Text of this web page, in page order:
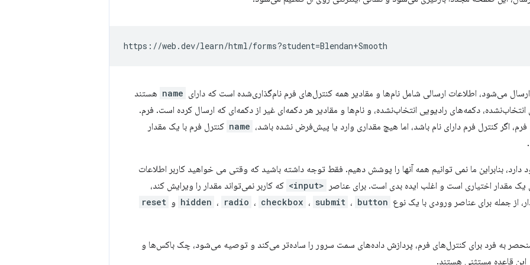
می‌شود، اطلاعات ارسالی شامل نام‌ها و مقادیر همه کنترل‌های فرم نام‌گذاری‌شده است که دارای name هستند
دکمه‌های رادیویی انتخاب‌نشده، و نام‌ها و مقادیر هر دکمه‌ای غیر از دکمه‌ای که ارسال کرده است. فرم.
اگر کنترل فرم دارای نام باشد، اما هیچ مقداری وارد یا پیش‌فرض نشده باشد، name کنترل فرم با یک مقدار
دارد، بنابراین ما نمی توانیم همه آنها را پوشش دهیم. فقط توجه داشته باشید که وقتی می خواهید کاربر اطلاعات
یک مقدار اختیاری است و اغلب ایده بدی است. برای عناصر
<input>
که کاربر نمی‌تواند مقدار را ویرایش کند،
از جمله برای عناصر ورودی با یک نوع
hidden ، radio ، checkbox ، submit ، button و reset
به فرد برای کنترل‌های فرم، پردازش داده‌های سمت سرور را ساده‌تر می‌کند و توصیه می‌شود، چک باکس‌ها و
این قاعده مستثنی هستند.